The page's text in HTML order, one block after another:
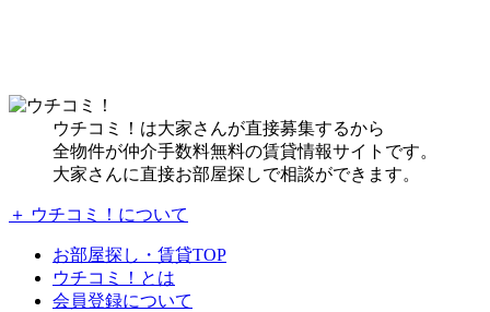
ウチコミ！は大家さんが直接募集するから
全物件が仲介手数料無料の賃貸情報サイトです。
大家さんに直接お部屋探しで相談ができます。
＋ ウチコミ！について
お部屋探し・賃貸TOP
ウチコミ！とは
会員登録について